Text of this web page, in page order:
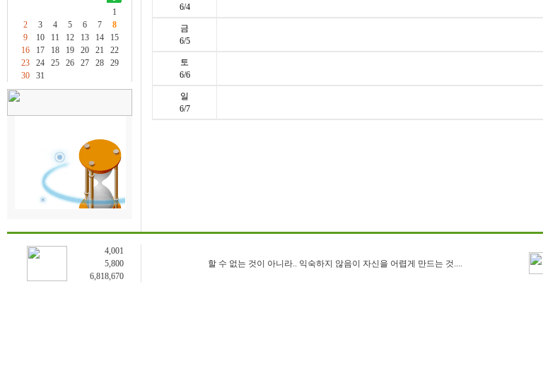
1
2
3 4 5 6 7
8
9
10 11 12 13 14
15
16
17 18 19 20 21
22
23
24 25 26 27 28
29
30
31
6/4
금
6/5
토
6/6
일
6/7
4,001
5,800
6,818,670
할 수 없는 것이 아니라.. 익숙하지 않음이 자신을 어렵게 만드는 것....